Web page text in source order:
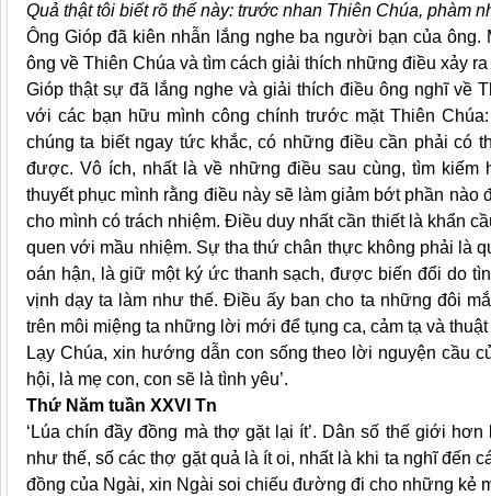
Quả thật tôi biết rõ thế này: trước nhan Thiên Chúa, phàm
Ông Gióp đã kiên nhẫn lắng nghe ba người bạn của
ông về Thiên Chúa và tìm cách giải thích những điều xảy
Gióp thật sự đã lắng nghe và giải thích điều ông nghĩ về
với các bạn hữu mình công chính trước mặt Thiên
chúng ta biết ngay tức khắc, có những điều cần phải có
được. Vô ích, nhất là về những điều sau cùng, tìm
thuyết phục mình rằng điều này sẽ làm giảm bớt phần
cho mình có trách nhiệm. Điều duy nhất cần thiết là khẩn
quen với mầu nhiệm. Sự tha thứ chân thực không phải là
oán hận, là giữ một ký ức thanh sạch, được biến đổi do
vịnh dạy ta làm như thế. Điều ấy ban cho ta những đôi
trên môi miệng ta những lời mới để tụng ca, cảm tạ và
Lạy Chúa, xin hướng dẫn con sống theo lời nguyện cầu
hội, là mẹ con, con sẽ là tình yêu’.
Thứ Năm tuần XXVI Tn
‘Lúa chín đầy đồng mà thợ gặt lại ít’. Dân số thế giới
như thế, số các thợ gặt quả là ít oi, nhất là khi ta nghĩ đến
đồng của Ngài, xin Ngài soi chiếu đường đi cho những kẻ